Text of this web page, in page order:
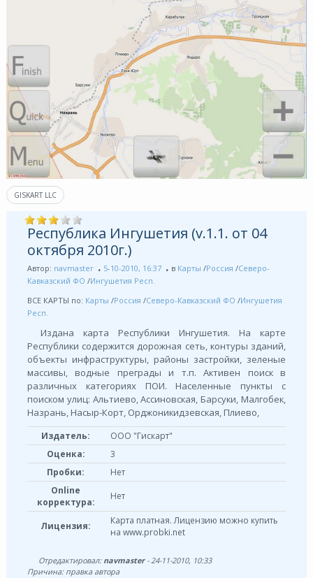
GISKART LLC
Республика Ингушетия (v.1.1. от 04
октября 2010г.)
Автор: navmaster 5-10-2010, 16:37 в Карты /Россия /Северо-
Кавказский ФО /Ингушетия Респ.
ВСЕ КАРТЫ по: Карты /Россия /Северо-Кавказский ФО /Ингушетия
Респ.
Издана карта Республики Ингушетия. На карте
Республики содержится дорожная сеть, контуры зданий,
объекты инфраструктуры, районы застройки, зеленые
массивы, водные преграды и т.п. Активен поиск в
различных категориях ПОИ. Населенные пункты с
поиском улиц: Альтиево, Ассиновская, Барсуки, Малгобек,
Назрань, Насыр-Корт, Орджоникидзевская, Плиево,
Издатель:
ООО "Гискарт"
Оценка:
3
Пробки:
Нет
Online
корректура:
Нет
Лицензия:
Карта платная. Лицензию можно купить
на www.probki.net
Отредактировал: navmaster- 24-11-2010, 10:33
Причина: правка автора